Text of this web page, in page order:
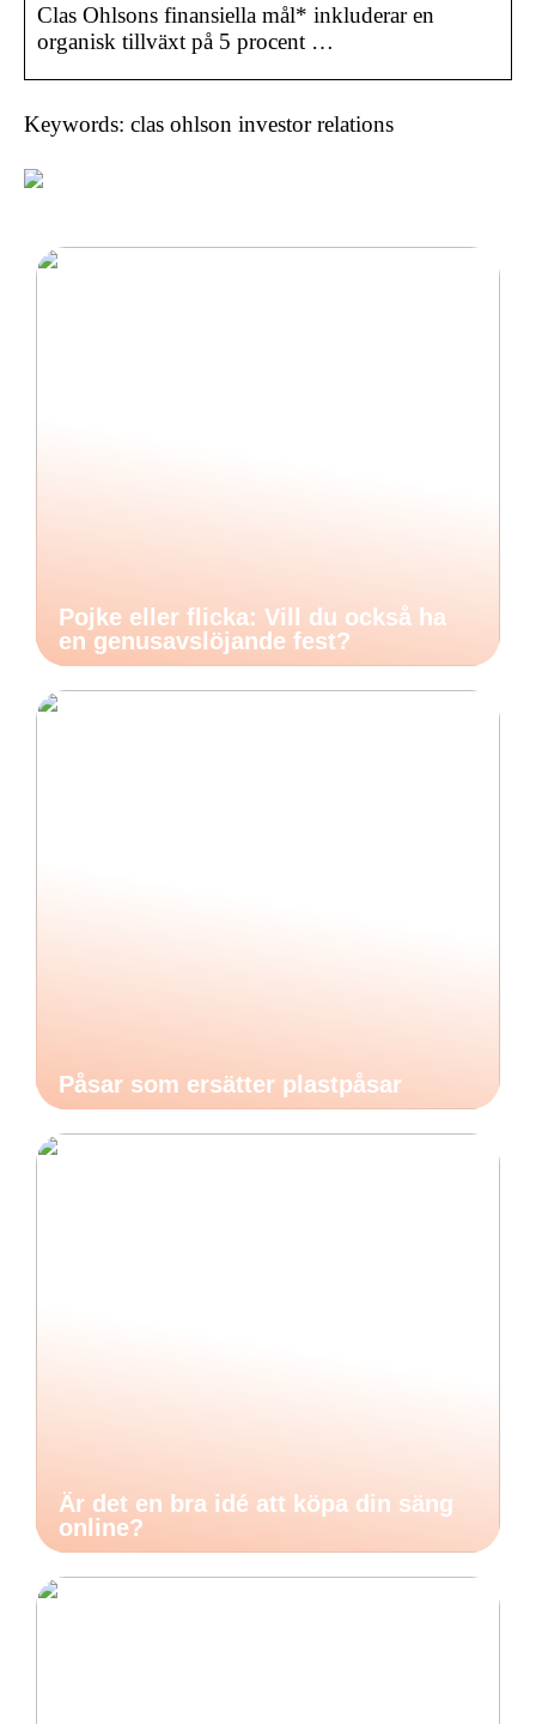
Clas Ohlsons finansiella mål* inkluderar en
organisk tillväxt på 5 procent …
Keywords: clas ohlson investor relations
Pojke eller flicka: Vill du också ha
en genusavslöjande fest?
Påsar som ersätter plastpåsar
Är det en bra idé att köpa din säng
online?